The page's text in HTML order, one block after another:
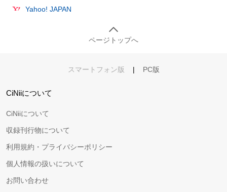
Yahoo! JAPAN
ページトップへ
スマートフォン版 | PC版
CiNiiについて
CiNiiについて
収録刊行物について
利用規約・プライバシーポリシー
個人情報の扱いについて
お問い合わせ